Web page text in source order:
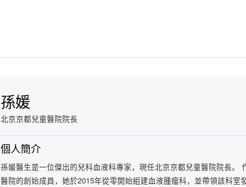
孫媛
北京京都兒童醫院院長
個人簡介
孫媛醫生是一位傑出的兒科血液科專家，現任北京京都兒童醫院院長。
醫院的創始成員，她於2015年從零開始組建血液腫瘤科，並帶領該科室